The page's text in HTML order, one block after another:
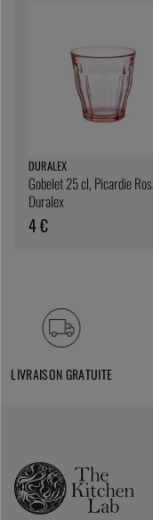
DURALEX
Gobelet 25 cl, Picardie
Duralex
4 €
LIVRAISON GRATUITE